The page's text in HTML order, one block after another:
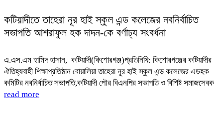
কটিয়াদীতে তাহেরা নূর হাই স্কুল এন্ড কলেজের নবনির্বাচিত
সভাপতি আশরাফুল হক দাদন-কে বর্ণাঢ্য সংবর্ধনা
​এ.এস.এম হামিদ হাসান, কটিয়াদী(কিশোরগঞ্জ)প্রতিনিধি: কিশোরগঞ্জের কটিয়াদীর
ঐতিহ্যবাহী শিক্ষাপ্রতিষ্ঠান বোয়ালিয়া তাহেরা নূর হাই স্কুল এন্ড কলেজের এডহক
কমিটির নবনির্বাচিত সভাপতি,কটিয়াদী পৌর বিএনপির সভাপতি ও বিশিষ্ট সমাজসেবক
read more